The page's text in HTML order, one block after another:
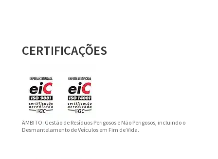
CERTIFICAÇÕES
ÂMBITO: Gestão de Resíduos Perigosos e Não Perigosos, incluindo o
Desmantelamento de Veículos em Fim de Vida.